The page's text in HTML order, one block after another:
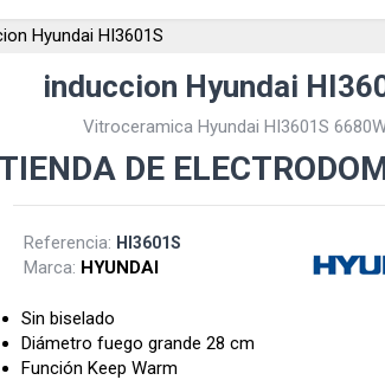
Hyundai HI3601S
induccion Hyundai
Vitroceramica Hyundai HI3601S
TIENDA DE
Referencia: HI3601S
Marca: HYUNDAI
Sin biselado
Diámetro fuego grande 28 cm
Función Keep Warm